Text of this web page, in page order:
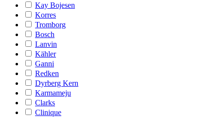
Kay Bojesen
Korres
Tromborg
Bosch
Lanvin
Kähler
Ganni
Redken
Dyrberg Kern
Karmameju
Clarks
Clinique